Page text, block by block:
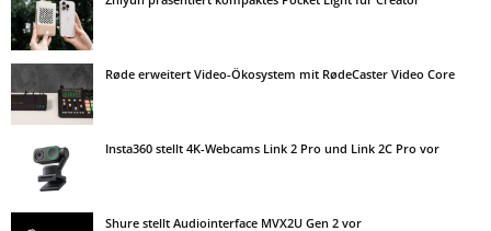
Røde erweitert Video-Ökosystem mit RødeCaster Video Core
Insta360 stellt 4K-Webcams Link 2 Pro und Link 2C Pro vor
Shure stellt Audiointerface MVX2U Gen 2 vor